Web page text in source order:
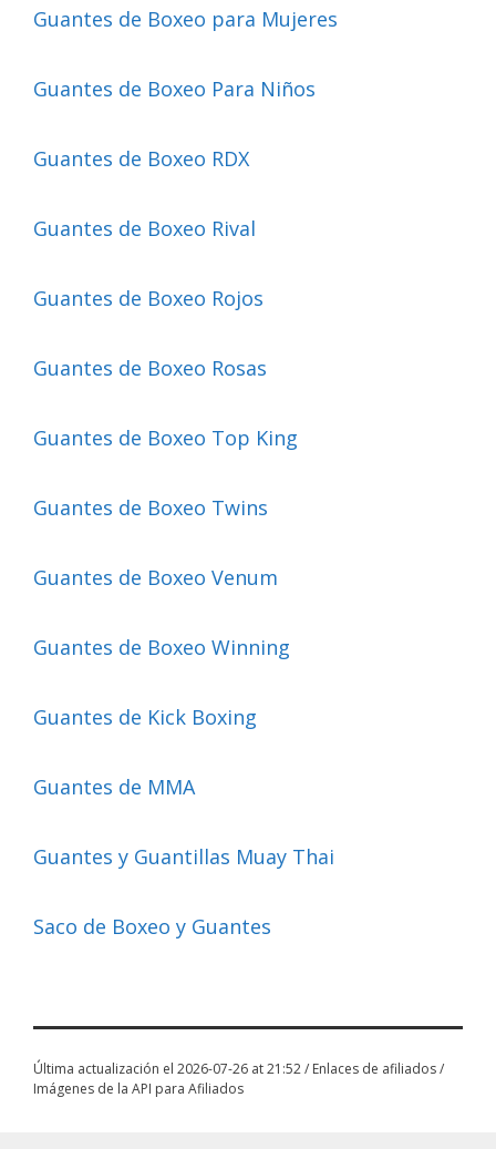
Guantes de Boxeo para Mujeres
Guantes de Boxeo Para Niños
Guantes de Boxeo RDX
Guantes de Boxeo Rival
Guantes de Boxeo Rojos
Guantes de Boxeo Rosas
Guantes de Boxeo Top King
Guantes de Boxeo Twins
Guantes de Boxeo Venum
Guantes de Boxeo Winning
Guantes de Kick Boxing
Guantes de MMA
Guantes y Guantillas Muay Thai
Saco de Boxeo y Guantes
Última actualización el 2026-07-26 at 21:52 / Enlaces de afiliados /
Imágenes de la API para Afiliados